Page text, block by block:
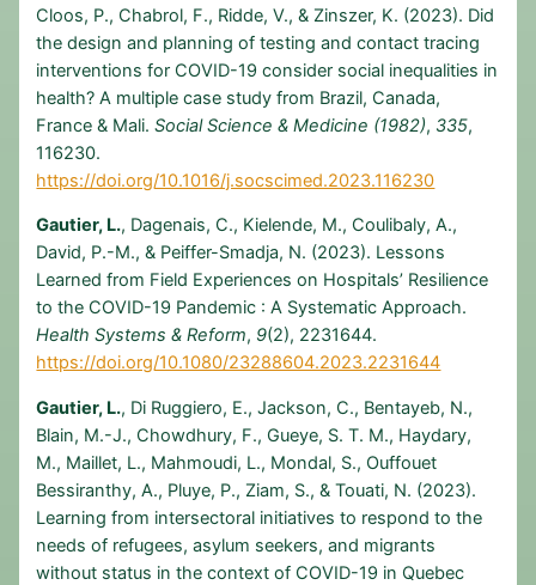
Cloos, P., Chabrol, F., Ridde, V., & Zinszer, K. (2023). Did
the design and planning of testing and contact tracing
interventions for COVID-19 consider social inequalities in
health? A multiple case study from Brazil, Canada,
France & Mali.Social Science & Medicine (1982), 335,
116230.
https://doi.org/10.1016/j.socscimed.2023.116230
Gautier, L., Dagenais, C., Kielende, M., Coulibaly, A.,
David, P.-M., & Peiffer-Smadja, N. (2023). Lessons
Learned from Field Experiences on Hospitals’ Resilience
to the COVID-19 Pandemic : A Systematic Approach.
Health Systems & Reform, 9(2), 2231644.
https://doi.org/10.1080/23288604.2023.2231644
Gautier, L., Di Ruggiero, E., Jackson, C., Bentayeb, N.,
Blain, M.-J., Chowdhury, F., Gueye, S. T. M., Haydary,
M., Maillet, L., Mahmoudi, L., Mondal, S., Ouffouet
Bessiranthy, A., Pluye, P., Ziam, S., & Touati, N. (2023).
Learning from intersectoral initiatives to respond to the
needs of refugees, asylum seekers, and migrants
without status in the context of COVID-19 in Quebec